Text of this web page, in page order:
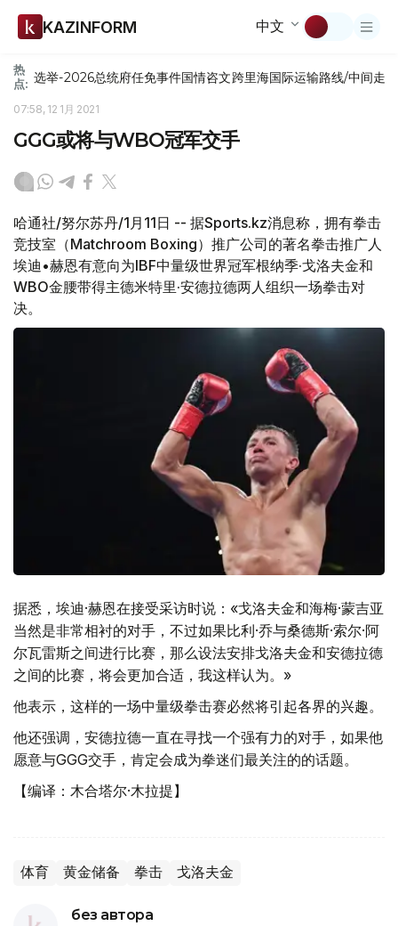
KAZINFORM 中文
热
点: 选举-2026总统府任免事件国情咨文跨里海国际运输路线/中间走廊
07:58, 12 1月 2021
GGG或将与WBO冠军交手
哈通社/努尔苏丹/1月11日 -- 据Sports.kz消息称，拥有拳击
竞技室（Matchroom Boxing）推广公司的著名拳击推广人
埃迪•赫恩有意向为IBF中量级世界冠军根纳季·戈洛夫金和
WBO金腰带得主德米特里·安德拉德两人组织一场拳击对
决。
据悉，埃迪·赫恩在接受采访时说：«戈洛夫金和海梅·蒙吉亚
当然是非常相衬的对手，不过如果比利·乔与桑德斯·索尔·阿
尔瓦雷斯之间进行比赛，那么设法安排戈洛夫金和安德拉德
之间的比赛，将会更加合适，我这样认为。»
他表示，这样的一场中量级拳击赛必然将引起各界的兴趣。
他还强调，安德拉德一直在寻找一个强有力的对手，如果他
愿意与GGG交手，肯定会成为拳迷们最关注的的话题。
【编译：木合塔尔·木拉提】
体育 黄金储备 拳击 戈洛夫金
без автора